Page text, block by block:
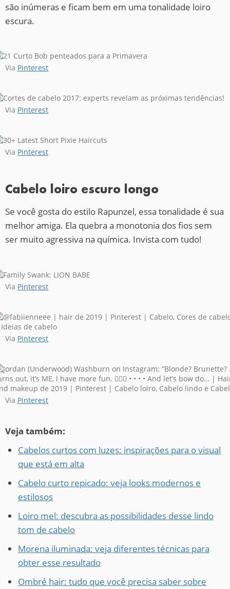
são inúmeras e ficam bem em uma tonalidade loiro
escura.
Via Pinterest
Via Pinterest
Via Pinterest
Cabelo loiro escuro longo
Se você gosta do estilo Rapunzel, essa tonalidade é sua
melhor amiga. Ela quebra a monotonia dos fios sem
ser muito agressiva na química. Invista com tudo!
Via Pinterest
Via Pinterest
Via Pinterest
Veja também:
Cabelos curtos com luzes: inspirações para o visual
que está em alta
Cabelo curto repicado: veja looks modernos e
estilosos
Loiro mel: descubra as possibilidades desse lindo
tom de cabelo
Morena iluminada: veja diferentes técnicas para
obter esse resultado
Ombré hair: tudo que você precisa saber sobre